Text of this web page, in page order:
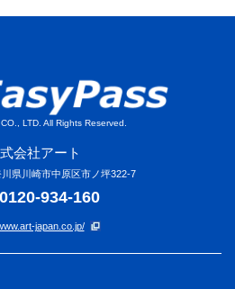
LTD. All Rights Reserved.
会社アート
県川崎市中原区市ノ坪322-7
0120-934-160
japan.co.jp/